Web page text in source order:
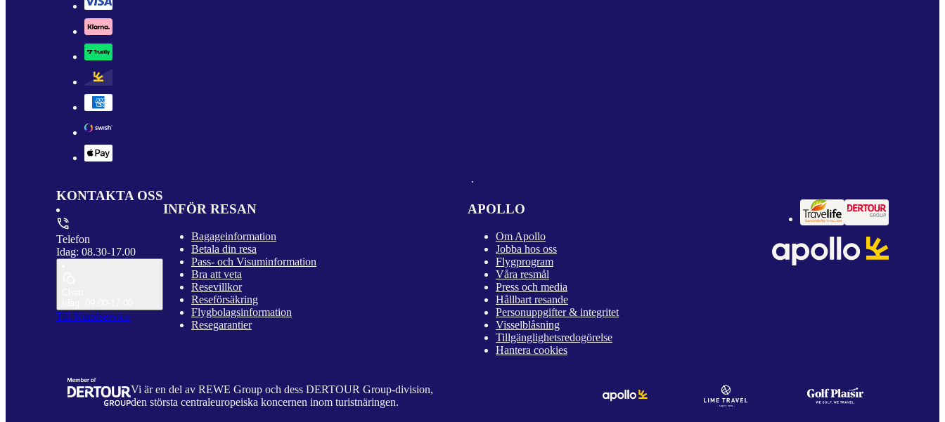
KONTAKTA OSS
Telefon
Idag: 08.30-17.00
Till Kundservice
INFÖR RESAN
Bagageinformation
Betala din resa
Pass- och Visuminformation
Bra att veta
Resevillkor
Reseförsäkring
Flygbolagsinformation
Resegarantier
APOLLO
Om Apollo
Jobba hos oss
Flygprogram
Våra resmål
Press och media
Hållbart resande
Personuppgifter & integritet
Visselblåsning
Tillgänglighetsredogörelse
Hantera cookies
Vi är en del av REWE Group och dess DERTOUR Group-division,
den största centraleuropeiska koncernen inom turistnäringen.